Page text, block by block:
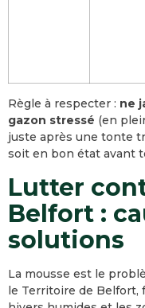
Règle à respecter : ne
gazon stressé (en
juste après une tonte
soit en bon état avant
Lutter
Belfort :
solutions
La mousse est le
le Territoire de Belfort,